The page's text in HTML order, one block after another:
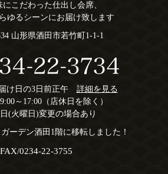
こだわった仕出し会席、
ゆるシーンにお届け致します
山形県酒田市若竹町1-1-1
け日の3日前正午 詳細を見る
～17:00（店休日を除く）
(火曜日)変更の場合あり
ーデン酒田1階に移転しました！
FAX/0234-22-3755